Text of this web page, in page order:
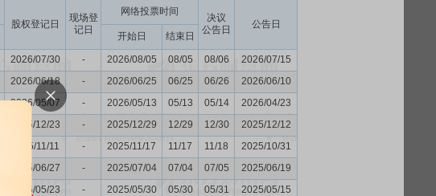
股权登记日
现场登
记日
网络投票时间
决议
公告日
公告日
开始日 结束日
2026/07/30 - 2026/08/05 08/05 08/06
2026/07/15
2026/06/18 - 2026/06/25 06/25 06/26
2026/06/10
2026/05/07 - 2026/05/13 05/13 05/14
2026/04/23
2025/12/23 - 2025/12/29 12/29 12/30
2025/12/12
2025/11/11 - 2025/11/17 11/17 11/18
2025/10/31
2025/06/27 - 2025/07/04 07/04 07/05
2025/06/19
2025/05/23 - 2025/05/30 05/30 05/31
2025/05/15